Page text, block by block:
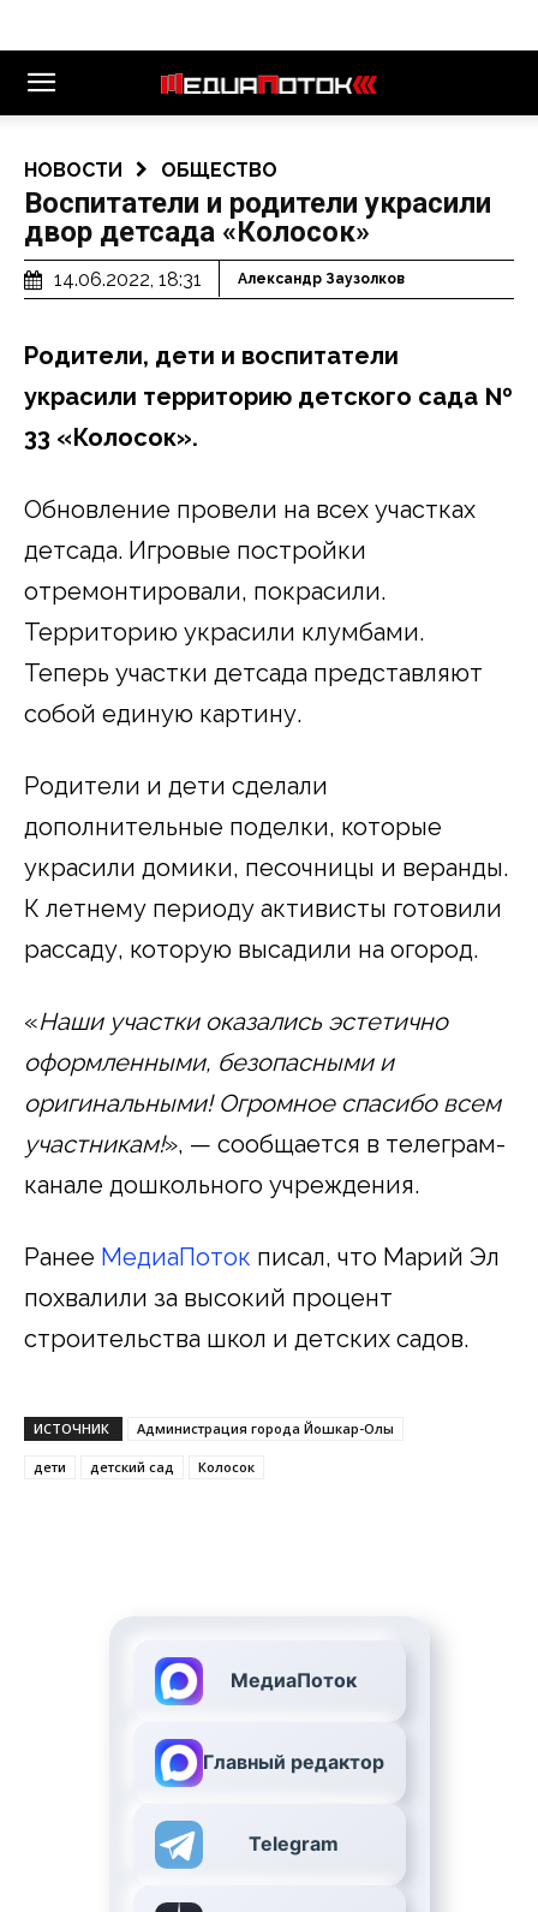
НОВОСТИ ОБЩЕСТВО
Воспитатели и родители украсили
двор детсада «Колосок»
14.06.2022, 18:31 Александр Заузолков
Родители, дети и воспитатели
украсили территорию детского сада №
33 «Колосок».
Обновление провели на всех участках
детсада. Игровые постройки
отремонтировали, покрасили.
Территорию украсили клумбами.
Теперь участки детсада представляют
собой единую картину.
Родители и дети сделали
дополнительные поделки, которые
украсили домики, песочницы и веранды.
К летнему периоду активисты готовили
рассаду, которую высадили на огород.
«Наши участки оказались эстетично
оформленными, безопасными и
оригинальными! Огромное спасибо всем
участникам!», — сообщается в телеграм-
канале дошкольного учреждения.
Ранее МедиаПоток писал, что Марий Эл
похвалили за высокий процент
строительства школ и детских садов.
ИСТОЧНИК Администрация города Йошкар-Олы
дети детский сад Колосок
МедиаПоток
Главный редактор
Telegram